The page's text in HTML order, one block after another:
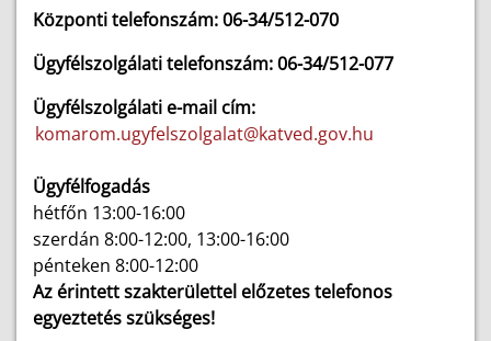
Központi telefonszám: 06-34/512-070
Ügyfélszolgálati telefonszám: 06-34/512-077
Ügyfélszolgálati e-mail cím:
komarom.ugyfelszolgalat@katved.gov.hu
Ügyfélfogadás
hétfőn 13:00-16:00
szerdán 8:00-12:00, 13:00-16:00
pénteken 8:00-12:00
Az érintett szakterülettel előzetes telefonos
egyeztetés szükséges!